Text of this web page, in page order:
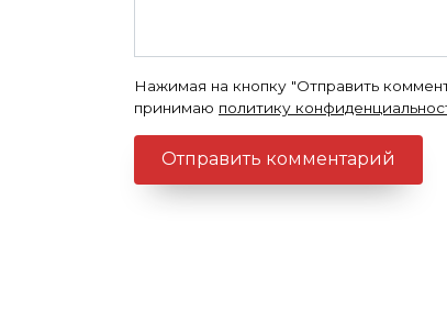
Нажимая на кнопку "Отправить
принимаю политику